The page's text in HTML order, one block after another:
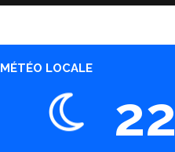
MÉTÉO LOCALE
22